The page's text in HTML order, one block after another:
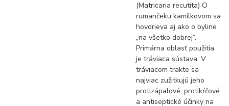
(Matricaria recutita) O
rumančeku kamilkovom sa
hovorieva aj ako o byline
„na všetko dobrej“.
Primárna oblasť použitia
je tráviaca sústava. V
tráviacom trakte sa
najviac zužitkujú jeho
protizápalové, protikŕčové
a antiseptické účinky na